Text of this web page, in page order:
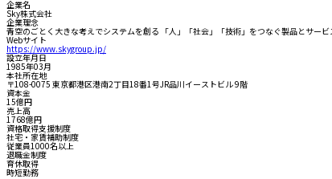
企業名
Sky株式会社
企業理念
青空のごとく大きな考えでシステムを創る 「人」「社会」「技術」をつなぐ製品とサー
Webサイト
https://www.skygroup.jp/
設立年月日
1985年03月
本社所在地
〒108-0075 東京都港区港南2丁目18番1号JR品川イーストビル 9階
資本金
15億円
売上高
1768億円
資格取得支援制度
社宅・家賃補助制度
従業員1000名以上
退職金制度
育休取得
時短勤務